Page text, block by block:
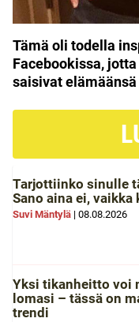
Tämä oli todella
Facebookissa,
saisivat
Tarjottiinko sinulle
Sano aina ei,
Suvi Mäntylä | 08.08.2026
Yksi tikanheitto voi
lomasi – tässä on
trendi